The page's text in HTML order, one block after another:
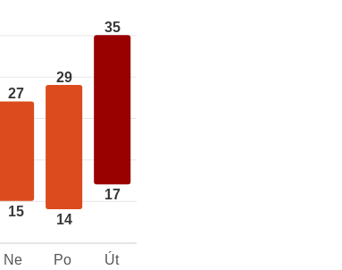
27
15
29
14
35
17
Ne Po Út